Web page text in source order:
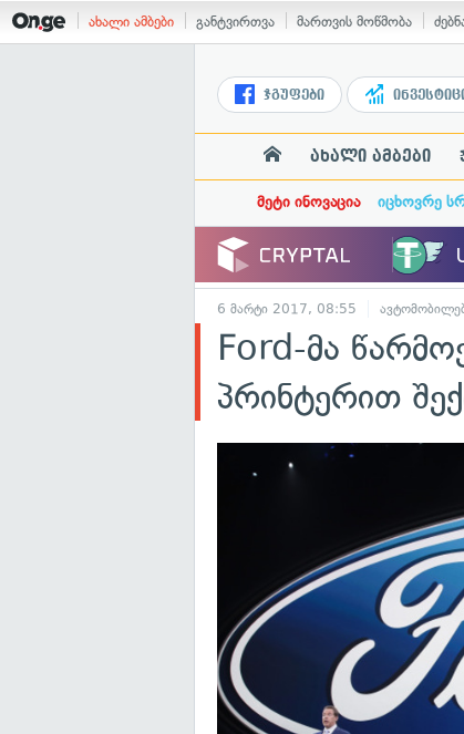
ახალი ამბები განტვირთვა მართვის მოწმობა
ჯგუფები
ახალი ამბები
მეტი ინოვაცია იცხოვრე
6 მარტი 2017, 08:55
Ford-მა
პრინტერით